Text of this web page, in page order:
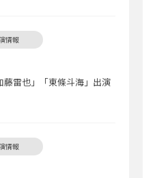
藤雷也」「東條斗海」出演